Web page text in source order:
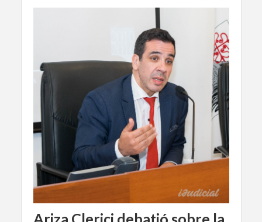
Ariza Clerici debatió sobre la